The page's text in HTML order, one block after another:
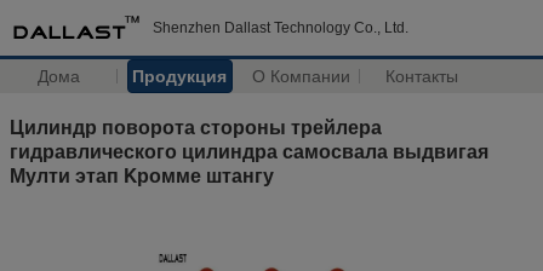
Shenzhen Dallast Technology Co., Ltd.
Дома Продукция О Компании Контакты
Цилиндр поворота стороны трейлера
гидравлического цилиндра самосвала выдвигая
Мулти этап Kромме штангу